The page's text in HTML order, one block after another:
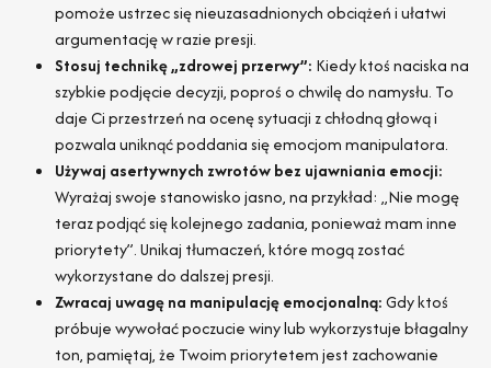
pomoże ustrzec się nieuzasadnionych obciążeń i ułatwi
argumentację w razie presji.
Stosuj technikę „zdrowej przerwy”: Kiedy ktoś naciska na
szybkie podjęcie decyzji, poproś o chwilę do namysłu. To
daje Ci przestrzeń na ocenę sytuacji z chłodną głową i
pozwala uniknąć poddania się emocjom manipulatora.
Używaj asertywnych zwrotów bez ujawniania emocji:
Wyrażaj swoje stanowisko jasno, na przykład: „Nie mogę
teraz podjąć się kolejnego zadania, ponieważ mam inne
priorytety”. Unikaj tłumaczeń, które mogą zostać
wykorzystane do dalszej presji.
Zwracaj uwagę na manipulację emocjonalną:Gdy ktoś
próbuje wywołać poczucie winy lub wykorzystuje błagalny
ton, pamiętaj, że Twoim priorytetem jest zachowanie